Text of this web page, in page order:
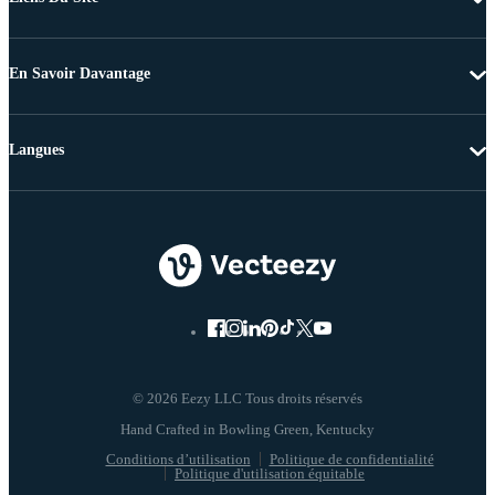
En Savoir Davantage
© 2026 Eezy LLC Tous droits réservés
Conditions d’utilisation
Politique de confidentialité
Politique d'utilisation équitable
Langues